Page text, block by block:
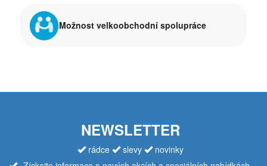
Možnost velkoobchodní spolupráce
NEWSLETTER
rádce slevy
novinky